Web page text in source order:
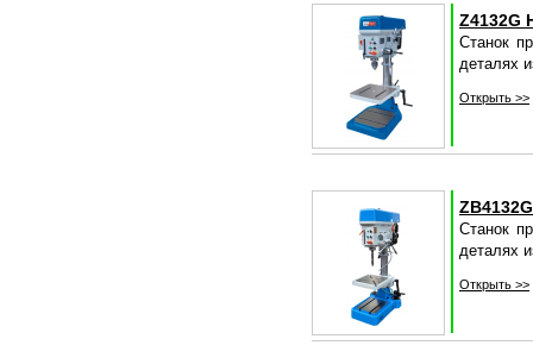
Z4132G
Станок
деталях
Открыть >>
Станок
деталях
Открыть >>